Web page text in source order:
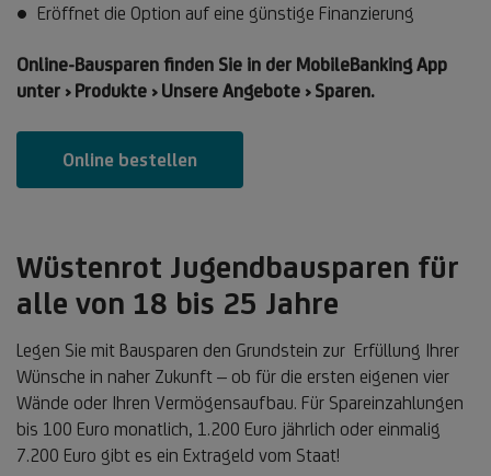
Eröffnet die Option auf eine günstige Finanzierung
Online-Bausparen finden Sie in der MobileBanking App
unter › Produkte › Unsere Angebote › Sparen.
Online bestellen
Wüstenrot Jugendbausparen für
alle von 18 bis 25 Jahre
Legen Sie mit Bausparen den Grundstein zur Erfüllung Ihrer
Wünsche in naher Zukunft – ob für die ersten eigenen vier
Wände oder Ihren Vermögensaufbau. Für Spareinzahlungen
bis 100 Euro monatlich, 1.200 Euro jährlich oder einmalig
7.200 Euro gibt es ein Extrageld vom Staat!